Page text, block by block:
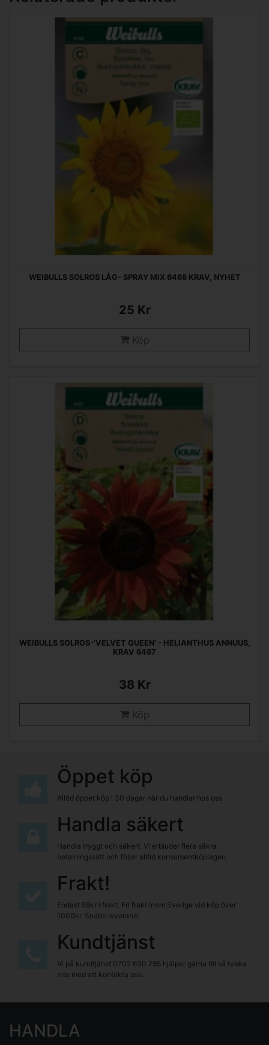
WEIBULLS SOLROS LÅG- SPRAY MIX 6468 KRAV, NYHET
25 Kr
Köp
WEIBULLS SOLROS-'VELVET QUEEN' - HELIANTHUS ANNUUS,
KRAV 6467
38 Kr
Köp
Öppet köp
Alltid öppet köp i 30 dagar när du handlar hos oss
Handla säkert
Handla tryggt och säkert. Vi erbjuder flera säkra
betalningssätt och följer alltid konsumentköplagen.
Frakt!
Endast 59kr i frakt. Fri frakt inom Sverige vid köp över
1000kr. Snabb leverans!
Kundtjänst
Vi på kundtjänst 0702 630 795 hjälper gärna till så tveka
inte med att kontakta oss.
HANDLA